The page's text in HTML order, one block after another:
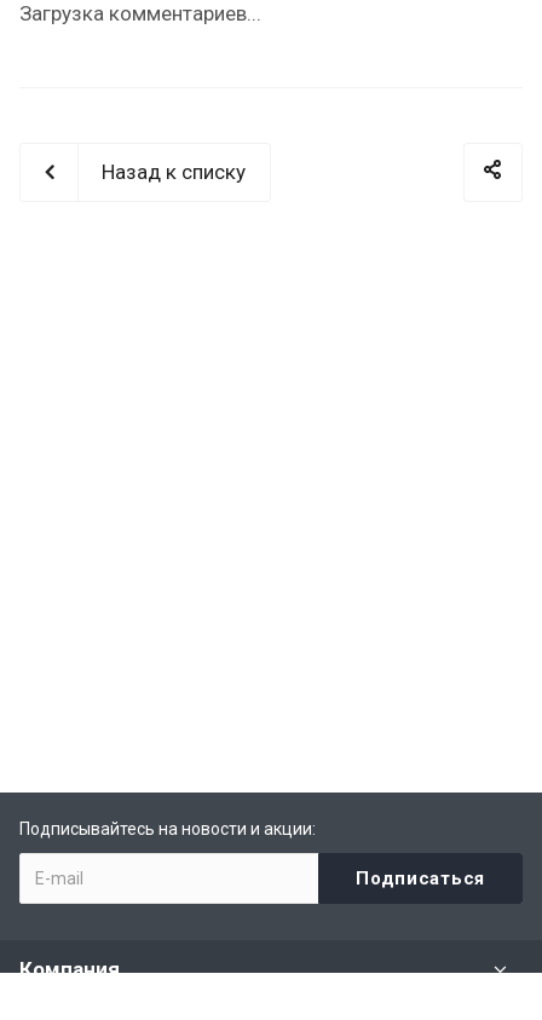
Загрузка комментариев...
Назад к списку
Подписывайтесь на новости и акции:
Компания